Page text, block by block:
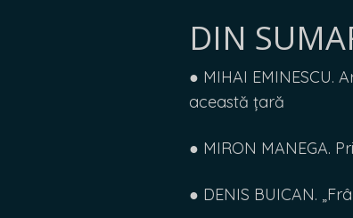
DIN
● MIHAI EMINESCU.
această țară
● MIRON MANEGA.
● DENIS BUICAN.